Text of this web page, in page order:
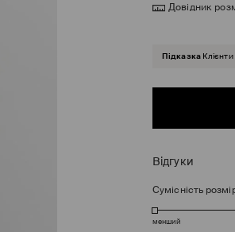
Довідник
Підказка
Відгуки
Сумісність
менший